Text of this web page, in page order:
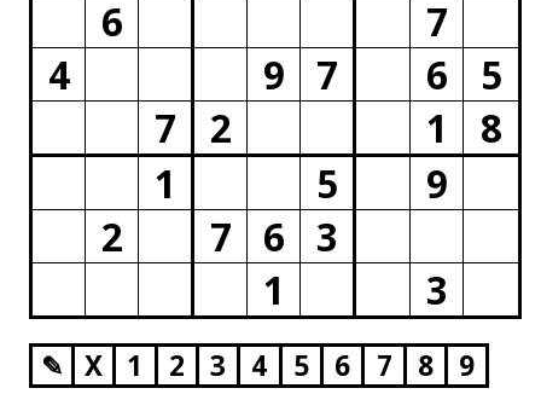
6
7
4
9 7 6
5
7
2 1
8
1
5
9
2
7 6
3
1
3
✎ X 1 2 3 4 5 6 7 8 9